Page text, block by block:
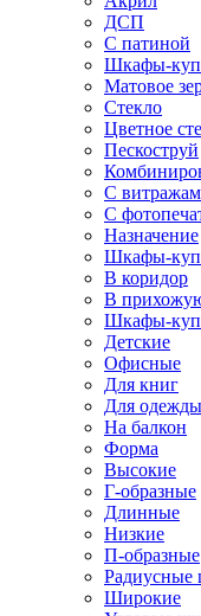
ДСП
С патиной
Шкафы-
Матовое
Стекло
Цветное
Пескоструй
С
С
Назначение
Шкафы-
В коридор
В
Шкафы-
Детские
Офисные
Для книг
Для одежды
На балкон
Форма
Высокие
Г-образные
Длинные
Низкие
П-образные
Радиусные
Широкие